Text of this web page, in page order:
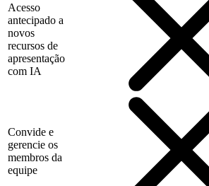
Acesso
antecipado a
novos
recursos de
apresentação
com IA
Convide e
gerencie os
membros da
equipe